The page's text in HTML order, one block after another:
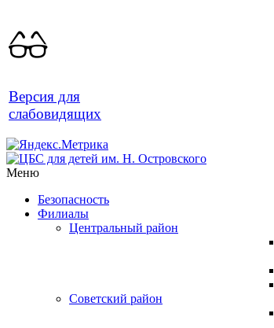
Версия для
слабовидящих
Меню
Безопасность
Филиалы
Центральный район
Советский район